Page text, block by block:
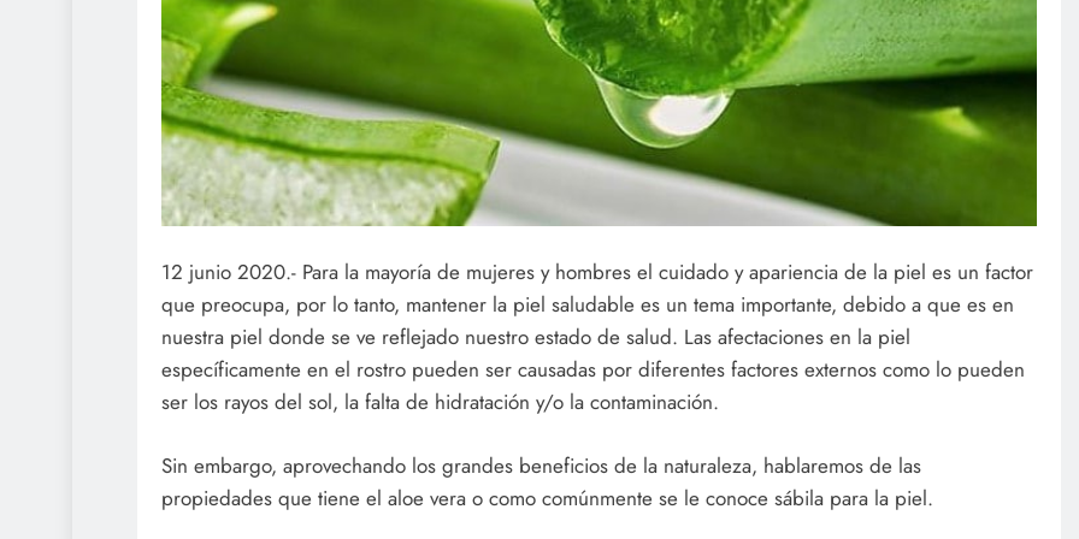
12 junio 2020.- Para la mayoría de mujeres y hombres el cuidado y apariencia de la piel es un factor
que preocupa, por lo tanto, mantener la piel saludable es un tema importante, debido a que es en
nuestra piel donde se ve reflejado nuestro estado de salud. Las afectaciones en la piel
específicamente en el rostro pueden ser causadas por diferentes factores externos como lo pueden
ser los rayos del sol, la falta de hidratación y/o la contaminación.
Sin embargo, aprovechando los grandes beneficios de la naturaleza, hablaremos de las
propiedades que tiene el aloe vera o como comúnmente se le conoce sábila para la piel.